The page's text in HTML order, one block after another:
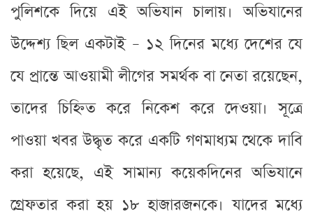
পুলিশকে দিয়ে এই অভিযান চালায়। অভিযানের
উদ্দেশ্য ছিল একটাই – ১২ দিনের মধ্যে দেশের যে
যে প্রান্তে আওয়ামী লীগের সমর্থক বা নেতা রয়েছেন,
তাদের চিহ্নিত করে নিকেশ করে দেওয়া। সূত্রে
পাওয়া খবর উদ্ধৃত করে একটি গণমাধ্যম থেকে দাবি
করা হয়েছে, এই সামান্য কয়েকদিনের অভিযানে
গ্রেফতার করা হয় ১৮ হাজারজনকে। যাদের মধ্যে